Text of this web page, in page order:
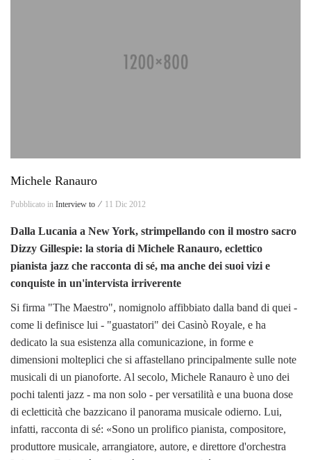
Michele Ranauro
Pubblicato in Interview to ⁄ 11 Dic 2012
Dalla Lucania a New York, strimpellando con il mostro sacro
Dizzy Gillespie: la storia di Michele Ranauro, eclettico
pianista jazz che racconta di sé, ma anche dei suoi vizi e
conquiste in un'intervista irriverente
Si firma "The Maestro", nomignolo affibbiato dalla band di quei -
come li definisce lui - "guastatori" dei Casinò Royale, e ha
dedicato la sua esistenza alla comunicazione, in forme e
dimensioni molteplici che si affastellano principalmente sulle note
musicali di un pianoforte. Al secolo, Michele Ranauro è uno dei
pochi talenti jazz - ma non solo - per versatilità e una buona dose
di ecletticità che bazzicano il panorama musicale odierno. Lui,
infatti, racconta di sé: «Sono un prolifico pianista, compositore,
produttore musicale, arrangiatore, autore, e direttore d'orchestra